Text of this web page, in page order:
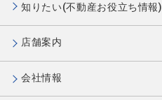
知りたい(不動産お役立ち情報)
店舗案内
会社情報